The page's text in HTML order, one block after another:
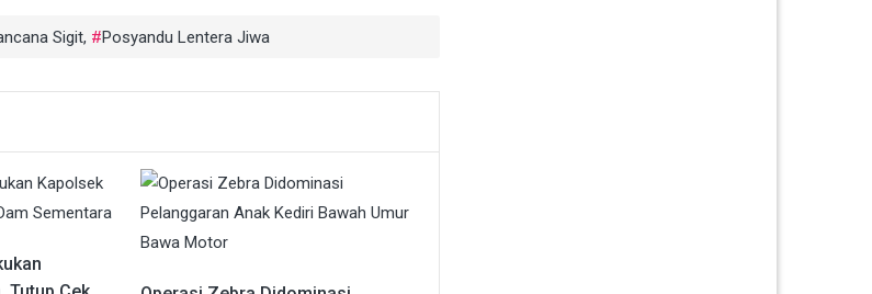
Sigit, Posyandu Lentera Jiwa